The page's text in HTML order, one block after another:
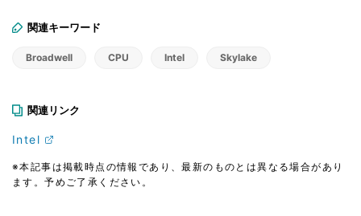
関連キーワード
Broadwell CPU Intel Skylake
関連リンク
Intel
※本記事は掲載時点の情報であり、最新のものとは異なる場合があり
ます。予めご了承ください。